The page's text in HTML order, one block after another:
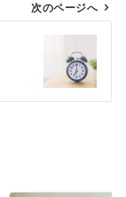
次のページへ